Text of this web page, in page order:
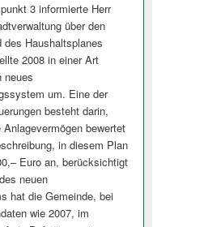
3 informierte Herr
über den
des Haushaltsplanes
2008 in einer Art
neues
um. Eine der
besteht darin,
bewertet
in diesem Plan
Euro an, berücksichtigt
neuen
hat die Gemeinde, bei
wie 2007, im